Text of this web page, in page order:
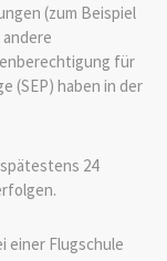
(zum Beispiel
für
(SEP) haben in der
24
einer Flugschule